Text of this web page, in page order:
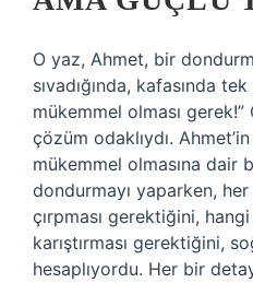
O yaz, Ahmet, bir
sıvadığında, kafasında
mükemmel olması
çözüm odaklıydı.
mükemmel olmasına dair
dondurmayı yaparken,
çırpması gerektiğini,
karıştırması gerektiğini,
hesaplıyordu. Her bir